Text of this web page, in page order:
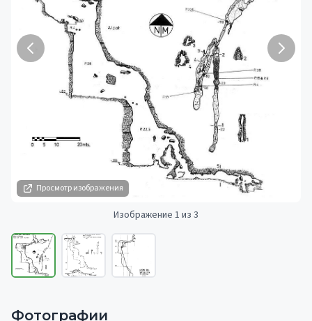
Просмотр изображения
Изображение 1 из 3
Фотографии